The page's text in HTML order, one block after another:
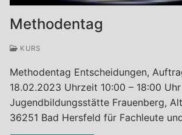
Methodentag
KURS
Methodentag Entscheidungen,
18.02.2023 Uhrzeit 10:00 – 18:00
Jugendbildungsstätte Frauenberg,
36251 Bad Hersfeld für Fachleute